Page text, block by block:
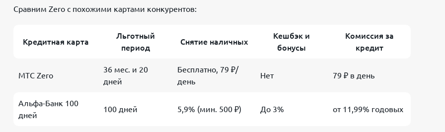
Сравним Zero с похожими картами конкурентов:
Кредитная карта
Льготный
период
Снятие наличных
Кешбэк и
бонусы
Комиссия за
кредит
МТС Zero
36 мес. и 20
дней
Бесплатно, 79 ₽/
день
Нет 79 ₽ в день
Альфа-Банк 100
дней
100 дней 5,9% (мин. 500 ₽) До 3% от 11,99% годовых